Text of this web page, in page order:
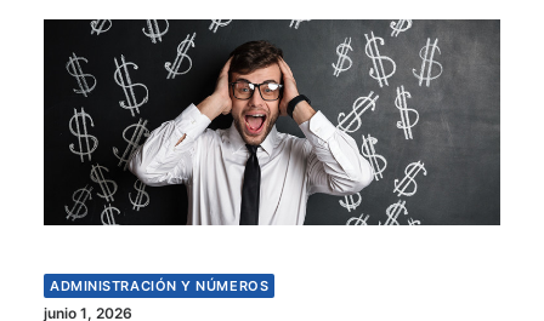
ADMINISTRACIÓN Y NÚMEROS
junio 1, 2026